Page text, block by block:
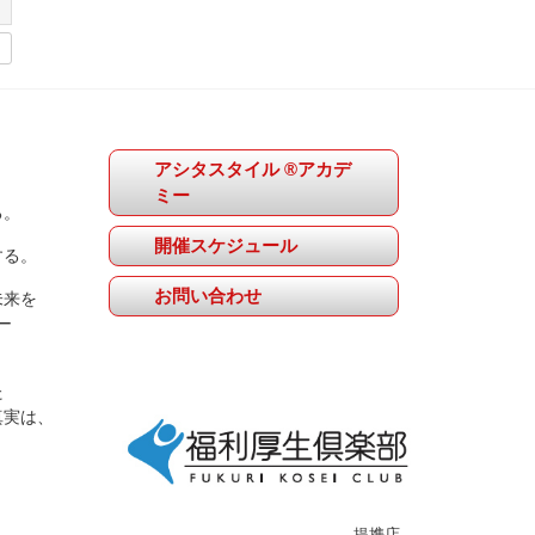
。
を
は、
アシタスタイル ®アカデ
ミー
開催スケジュール
お問い合わせ